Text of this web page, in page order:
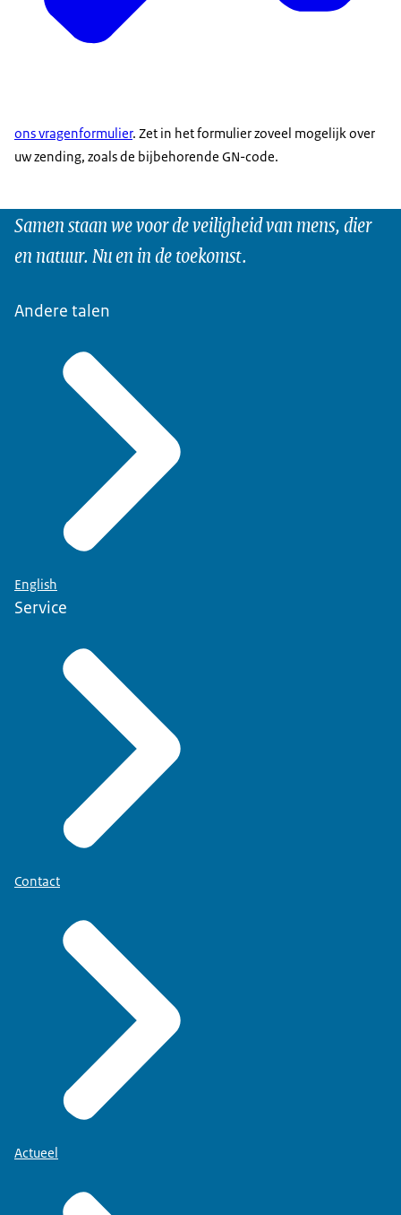
ons vragenformulier. Zet in het formulier zoveel mogelijk over
uw zending, zoals de bijbehorende GN-code.
Samen staan we voor de veiligheid van mens, dier
en natuur. Nu en in de toekomst.
Andere talen
English
Service
Contact
Actueel